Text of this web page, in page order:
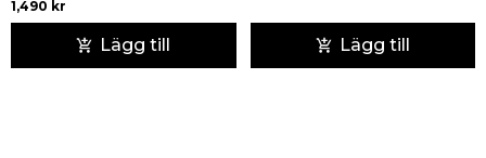
1,490 kr
Lägg till Lägg till